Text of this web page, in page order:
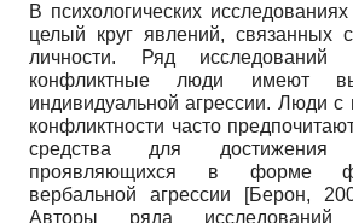
В психологических
целый круг явлений, связанных
личности. Ряд исследований
конфликтные люди имеют
индивидуальной агрессии. Люди
конфликтности часто
средства для достижения
проявляющихся в форме
вербальной агрессии
[Берон,
Авторы ряда